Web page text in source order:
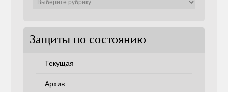
Защиты по состоянию
Текущая
Архив